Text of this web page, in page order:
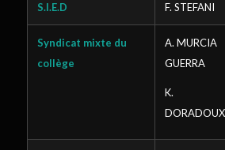
S.I.E.D F. STEFANI
Syndicat mixte du
collège
A. MURCIA
GUERRA
K.
DORADOUX